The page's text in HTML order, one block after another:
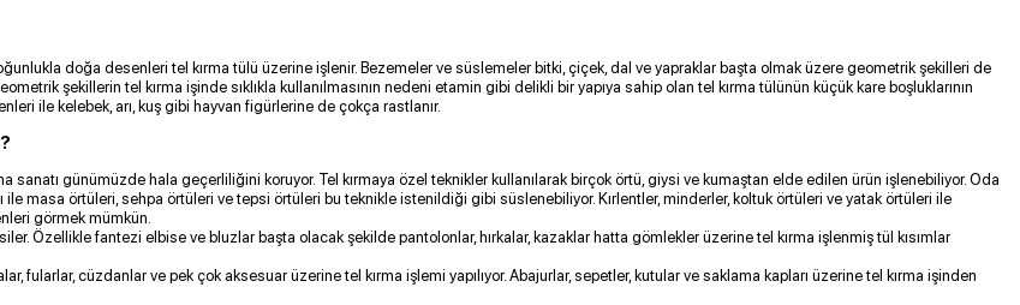
doğa desenleri tel kırma tülü üzerine işlenir. Bezemeler ve süslemeler bitki, çiçek, dal ve yapraklar başta olmak üzere geometrik şekilleri de
şekillerin tel kırma işinde sıklıkla kullanılmasının nedeni etamin gibi delikli bir yapıya sahip olan tel kırma tülünün küçük kare boşluklarının
ile kelebek, arı, kuş gibi hayvan figürlerine de çokça rastlanır.
sanatı günümüzde hala geçerliliğini koruyor. Tel kırmaya özel teknikler kullanılarak birçok örtü, giysi ve kumaştan elde edilen ürün işlenebiliyor. Oda
ile masa örtüleri, sehpa örtüleri ve tepsi örtüleri bu teknikle istenildiği gibi süslenebiliyor. Kırlentler, minderler, koltuk örtüleri ve yatak örtüleri ile
görmek mümkün.
Özellikle fantezi elbise ve bluzlar başta olacak şekilde pantolonlar, hırkalar, kazaklar hatta gömlekler üzerine tel kırma işlenmiş tül kısımlar
fularlar, cüzdanlar ve pek çok aksesuar üzerine tel kırma işlemi yapılıyor. Abajurlar, sepetler, kutular ve saklama kapları üzerine tel kırma işinden